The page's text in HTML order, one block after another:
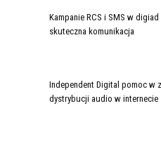
Kampanie RCS i SMS w digiad
skuteczna komunikacja
Independent Digital pomoc w
dystrybucji audio w internecie